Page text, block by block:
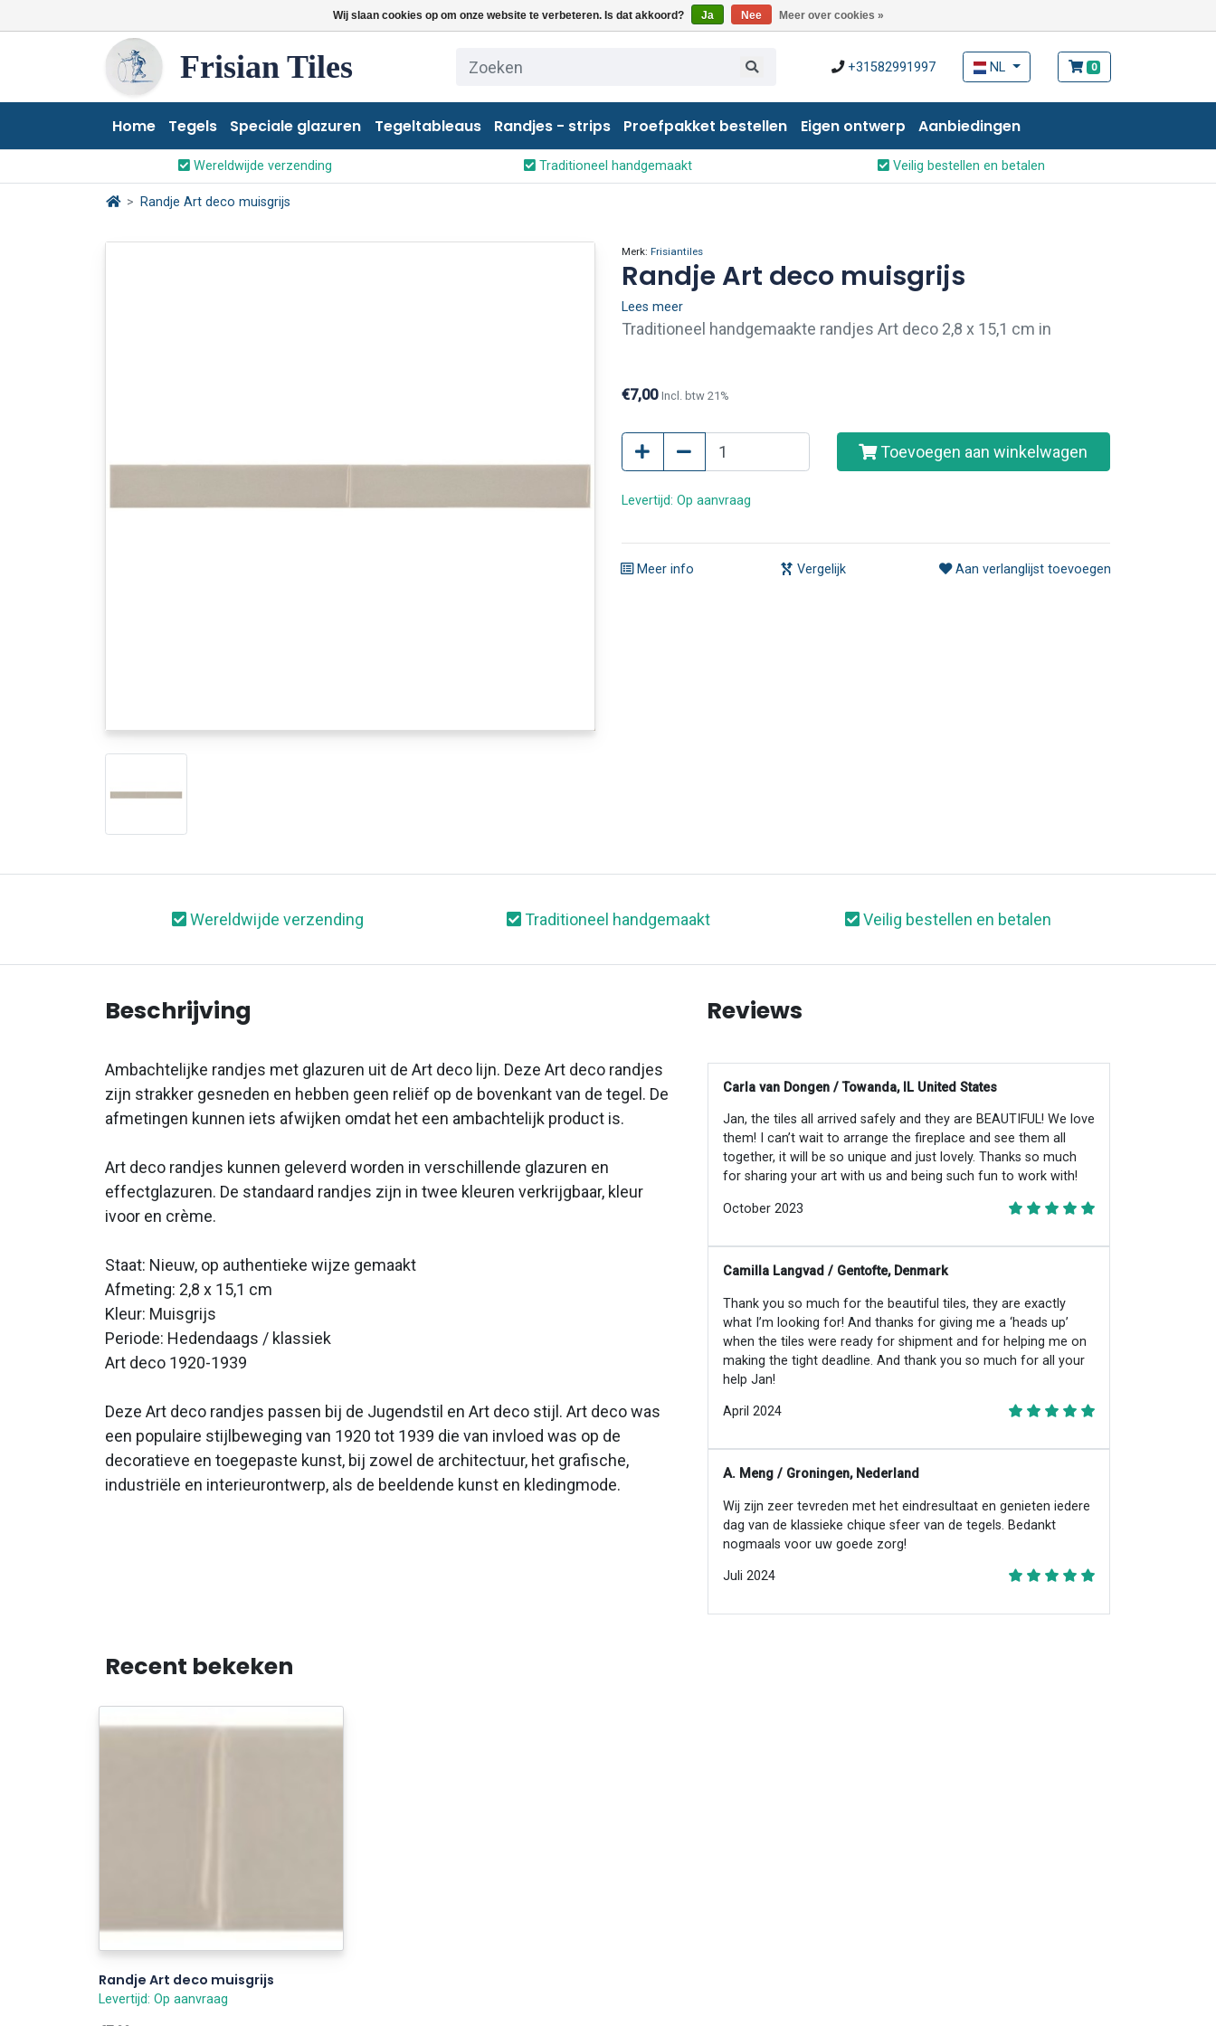
Wij slaan cookies op om onze website te verbeteren. Is dat akkoord? Ja Nee Meer over cookies »
Frisian Tiles +31582991997 NL 0
Home Tegels Speciale glazuren Tegeltableaus Randjes - strips Proefpakket bestellen Eigen ontwerp Aanbiedingen
Wereldwijde verzending Traditioneel handgemaakt Veilig bestellen en betalen
Randje Art deco muisgrijs
Merk: Frisiantiles
Randje Art deco muisgrijs
Lees meer
Traditioneel handgemaakte randjes Art deco 2,8 x 15,1 cm in
€7,00 Incl. btw 21%
Toevoegen aan winkelwagen
Levertijd: Op aanvraag
Meer info Vergelijk Aan verlanglijst toevoegen
Wereldwijde verzending Traditioneel handgemaakt Veilig bestellen en betalen
Beschrijving
Ambachtelijke randjes met glazuren uit de Art deco lijn. Deze Art deco randjes
zijn strakker gesneden en hebben geen reliëf op de bovenkant van de tegel. De
afmetingen kunnen iets afwijken omdat het een ambachtelijk product is.
Art deco randjes kunnen geleverd worden in verschillende glazuren en
effectglazuren. De standaard randjes zijn in twee kleuren verkrijgbaar, kleur
ivoor en crème.
Staat: Nieuw, op authentieke wijze gemaakt
Afmeting: 2,8 x 15,1 cm
Kleur: Muisgrijs
Periode: Hedendaags / klassiek
Art deco 1920-1939
Deze Art deco randjes passen bij de Jugendstil en Art deco stijl. Art deco was
een populaire stijlbeweging van 1920 tot 1939 die van invloed was op de
decoratieve en toegepaste kunst, bij zowel de architectuur, het grafische,
industriële en interieurontwerp, als de beeldende kunst en kledingmode.
Reviews
Carla van Dongen / Towanda, IL United States
Jan, the tiles all arrived safely and they are BEAUTIFUL! We love
them! I can’t wait to arrange the fireplace and see them all
together, it will be so unique and just lovely. Thanks so much
for sharing your art with us and being such fun to work with!
October 2023
Camilla Langvad / Gentofte, Denmark
Thank you so much for the beautiful tiles, they are exactly
what I’m looking for! And thanks for giving me a ‘heads up’
when the tiles were ready for shipment and for helping me on
making the tight deadline. And thank you so much for all your
help Jan!
April 2024
A. Meng / Groningen, Nederland
Wij zijn zeer tevreden met het eindresultaat en genieten iedere
dag van de klassieke chique sfeer van de tegels. Bedankt
nogmaals voor uw goede zorg!
Juli 2024
Recent bekeken
Randje Art deco muisgrijs
Levertijd: Op aanvraag